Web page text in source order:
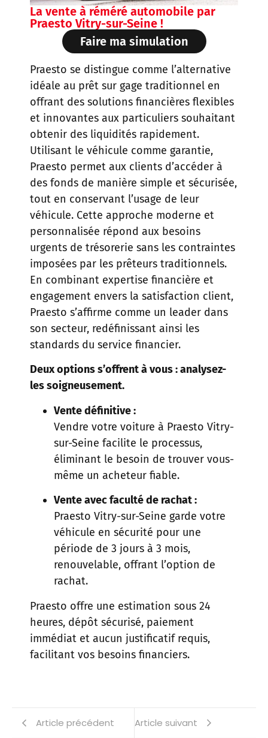
La vente à réméré automobile par
Praesto Vitry-sur-Seine !
Faire ma simulation
Praesto se distingue comme l’alternative
idéale au prêt sur gage traditionnel en
offrant des solutions financières flexibles
et innovantes aux particuliers souhaitant
obtenir des liquidités rapidement.
Utilisant le véhicule comme garantie,
Praesto permet aux clients d’accéder à
des fonds de manière simple et sécurisée,
tout en conservant l’usage de leur
véhicule. Cette approche moderne et
personnalisée répond aux besoins
urgents de trésorerie sans les contraintes
imposées par les prêteurs traditionnels.
En combinant expertise financière et
engagement envers la satisfaction client,
Praesto s’affirme comme un leader dans
son secteur, redéfinissant ainsi les
standards du service financier.
Deux options s’offrent à vous : analysez-
les soigneusement.
Vente définitive :
Vendre votre voiture à Praesto Vitry-
sur-Seine facilite le processus,
éliminant le besoin de trouver vous-
même un acheteur fiable.
Vente avec faculté de rachat :
Praesto Vitry-sur-Seine garde votre
véhicule en sécurité pour une
période de 3 jours à 3 mois,
renouvelable, offrant l’option de
rachat.
Praesto offre une estimation sous 24
heures, dépôt sécurisé, paiement
immédiat et aucun justificatif requis,
facilitant vos besoins financiers.
Article précédent Article suivant